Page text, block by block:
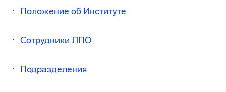
Положение об Институте
Сотрудники ЛПО
Подразделения